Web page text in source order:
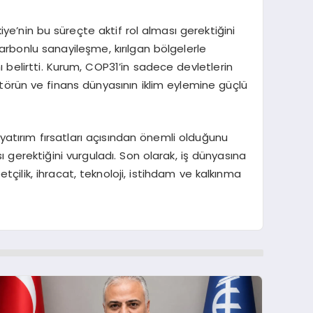
bu süreçte aktif rol alması gerektiğini
sanayileşme, kırılgan bölgelerle
belirtti. Kurum, COP31’in sadece devletlerin
ve finans dünyasının iklim eylemine güçlü
fırsatları açısından önemli olduğunu
vurguladı. Son olarak, iş dünyasına
ihracat, teknoloji, istihdam ve kalkınma